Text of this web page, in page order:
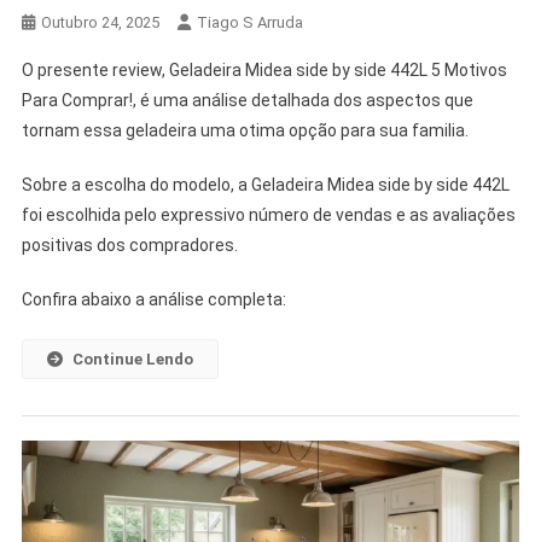
Outubro 24, 2025 Tiago S Arruda
O presente review, Geladeira Midea side by side 442L 5 Motivos
Para Comprar!, é uma análise detalhada dos aspectos que
tornam essa geladeira uma otima opção para sua familia.
Sobre a escolha do modelo, a Geladeira Midea side by side 442L
foi escolhida pelo expressivo número de vendas e as avaliações
positivas dos compradores.
Confira abaixo a análise completa:
Continue Lendo